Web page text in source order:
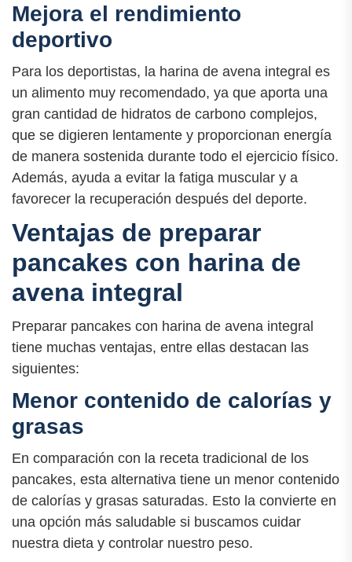
Mejora el rendimiento
deportivo
Para los deportistas, la harina de avena integral es
un alimento muy recomendado, ya que aporta una
gran cantidad de hidratos de carbono complejos,
que se digieren lentamente y proporcionan energía
de manera sostenida durante todo el ejercicio físico.
Además, ayuda a evitar la fatiga muscular y a
favorecer la recuperación después del deporte.
Ventajas de preparar
pancakes con harina de
avena integral
Preparar pancakes con harina de avena integral
tiene muchas ventajas, entre ellas destacan las
siguientes:
Menor contenido de calorías y
grasas
En comparación con la receta tradicional de los
pancakes, esta alternativa tiene un menor contenido
de calorías y grasas saturadas. Esto la convierte en
una opción más saludable si buscamos cuidar
nuestra dieta y controlar nuestro peso.